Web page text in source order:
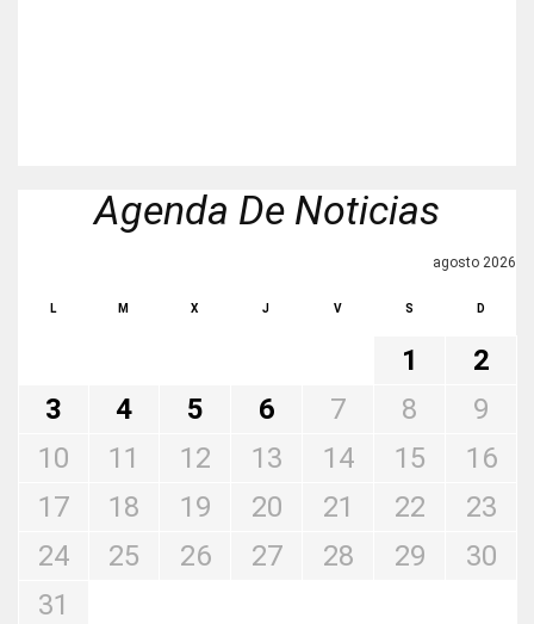
Agenda De Noticias
agosto 2026
L M X J V S D
1
2
3
4 5 6 7 8
9
10
11 12 13 14 15
16
17
18 19 20 21 22
23
24
25 26 27 28 29
30
31